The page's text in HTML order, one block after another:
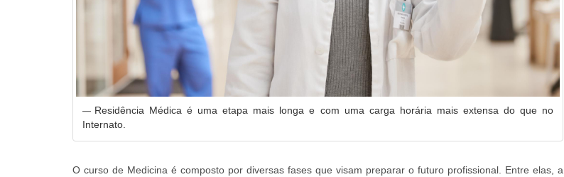
Residência Médica é uma etapa mais longa e com uma carga horária mais extensa do que no
Internato.
O curso de Medicina é composto por diversas fases que visam preparar o futuro profissional. Entre elas, a